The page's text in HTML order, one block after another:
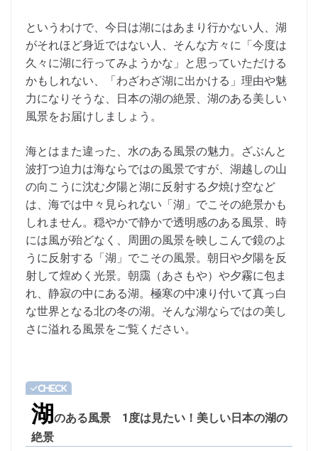
というわけで、今日は湖にはあまり行かない人、湖
がそれほど身近ではない人、そんな方々に「今度は
久々に湖に行ってみようかな」と思っていただける
かもしれない、「わざわざ湖に出かける」理由や魅
力になりそうな、日本の湖の絶景、湖のある美しい
風景をお届けしましょう。
海とはまた違った、水のある風景の魅力。ざぶんと
波打つ迫力は海ならではの風景ですが、湖越しの山
の向こうに沈む夕陽と湖に反射する夕焼け空など
は、海では中々見られない「湖」でこその絶景かも
しれません。穏やかで静かで透明感のある風景、時
には風が殆どなく、周囲の風景を映しこんで鏡のよ
うに反射する「湖」でこその風景。朝日や夕陽を反
射して煌めく光景。朝靄（あさもや）や夕霧に包ま
れ、静寂の中にある湖。極寒の中凍り付いて真っ白
な世界となる北の冬の湖。そんな湖ならではの美し
さに溢れる風景をご覧ください。
湖のある風景 1度は見たい！美しい日本の湖の
絶景